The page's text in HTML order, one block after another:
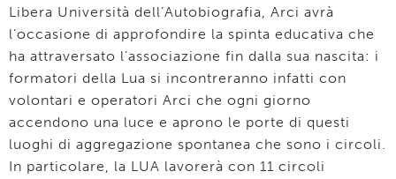
Libera Università dell’Autobiografia, Arci avrà
l’occasione di approfondire la spinta educativa che
ha attraversato l’associazione fin dalla sua nascita: i
formatori della Lua si incontreranno infatti con
volontari e operatori Arci che ogni giorno
accendono una luce e aprono le porte di questi
luoghi di aggregazione spontanea che sono i circoli.
In particolare, la LUA lavorerà con 11 circoli